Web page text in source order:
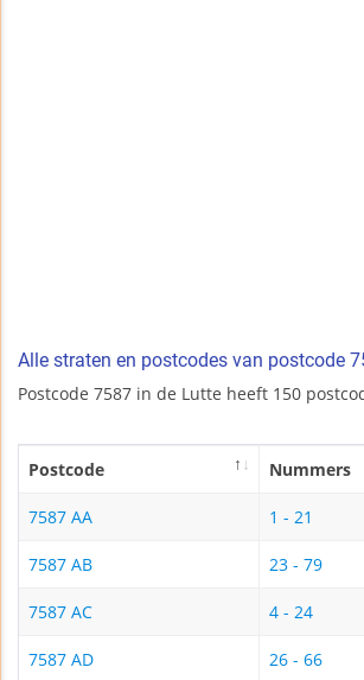
Alle straten en postcodes van postcode
Postcode 7587 in de Lutte heeft 150
Postcode Nummers
7587 AA 1 - 21
7587 AB 23 - 79
7587 AC 4 - 24
7587 AD 26 - 66